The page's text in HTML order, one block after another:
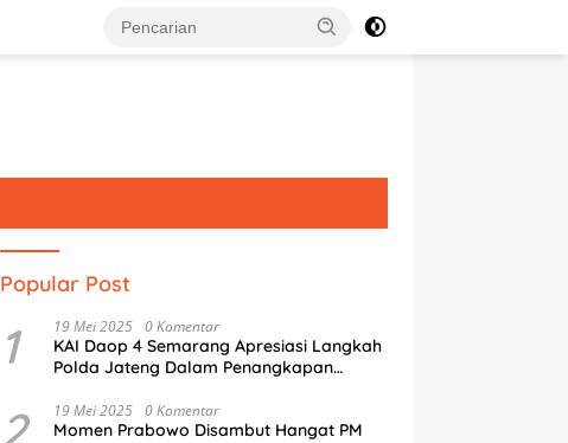
Popular Post
1 19 Mei 2025 0 Komentar
KAI Daop 4 Semarang Apresiasi Langkah
Polda Jateng Dalam Penangkapan
Perusahaan
2 19 Mei 2025 0 Komentar
Momen Prabowo Disambut Hangat PM